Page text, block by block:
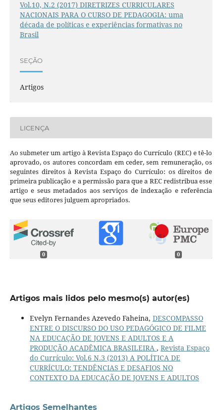
Vol.10, N.2 (2017) DIRETRIZES CURRICULARES
NACIONAIS PARA O CURSO DE PEDAGOGIA: uma
década de políticas e experiências formativas no
Brasil
SEÇÃO
Artigos
LICENÇA
Ao submeter um artigo à Revista Espaço do Currículo (REC) e tê-lo
aprovado, os autores concordam em ceder, sem remuneração, os
seguintes direitos à Revista Espaço do Currículo: os direitos de
primeira publicação e a permissão para que a REC redistribua esse
artigo e seus metadados aos serviços de indexação e referência
que seus editores julguem apropriados.
0 0
Artigos mais lidos pelo mesmo(s) autor(es)
Evelyn Fernandes Azevedo Faheina, DESCOMPASSO
ENTRE O DISCURSO DO USO PEDAGÓGICO DE FILME
NA EDUCAÇÃO DE JOVENS E ADULTOS E A
PRODUÇÃO ACADÊMICA BRASILEIRA , Revista Espaço
do Currículo: Vol.6 N.3 (2013) A POLÍTICA DE
CURRÍCULO: TENDÊNCIAS E DESAFIOS NO
CONTEXTO DA EDUCAÇÃO DE JOVENS E ADULTOS
Artigos Semelhantes